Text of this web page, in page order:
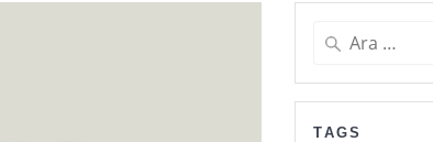
Arama:
TAGS